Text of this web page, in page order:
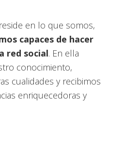
en lo que somos,
capaces de hacer
red social. En ella
conocimiento,
cualidades y recibimos
enriquecedoras y